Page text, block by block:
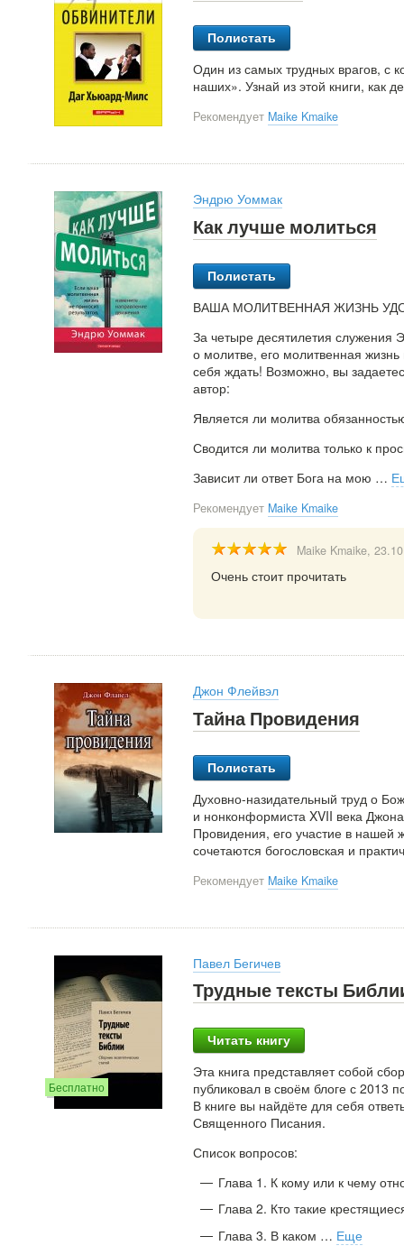
Полистать
Один из самых трудных врагов, с
наших». Узнай из этой книги, как
Рекомендует Maike Kmaike
Эндрю Уоммак
Как лучше молиться
Полистать
ВАША МОЛИТВЕННАЯ ЖИЗНЬ
За четыре десятилетия
о молитве, его молитвенная
себя ждать! Возможно, вы
автор:
Является ли молитва
Сводится ли молитва только к
Зависит ли ответ Бога на мою …
Рекомендует Maike Kmaike
Maike Kmaike,
Очень стоит прочитать
Джон Флейвэл
Тайна Провидения
Полистать
Духовно-назидательный труд о
и нонконформиста XVII века
Провидения, его участие в нашей
сочетаются богословская и
Рекомендует Maike Kmaike
Бесплатно
Павел Бегичев
Трудные тексты
Читать книгу
Эта книга представляет собой
публиковал в своём блоге с 2013
В книге вы найдёте для себя
Священного Писания.
Список вопросов:
Глава 1. К кому или к чему
Глава 2. Кто такие
Глава 3. В каком … Еще